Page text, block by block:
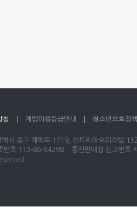
침 게임이용등급안내 청소년보호정책
역시 중구 계백로 1719, 센트리아오피스텔
번호 113-86-64298
통신판매업 신고번호